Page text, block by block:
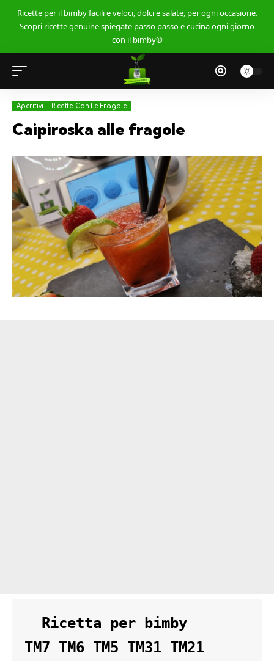
Ricette per il bimby facili e veloci, dolci e salate, per ogni occasione.
Scopri ricette genuine spiegate passo passo e cucina ogni giorno
con il bimby®
Aperitivi Ricette Con Le Fragole
Caipiroska alle fragole
TM7 TM6 TM5 TM31 TM21